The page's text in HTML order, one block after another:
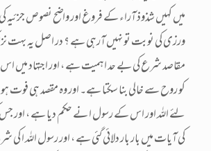
میں کہیں شذوذ آراء کے فروغ اور واضح نصوص جزئیہ
ورزی کی نوبت تو نہیں آرہی ہے ؟ در اصل یہ بہت
مقاصد شرع کی بے حد اہمیت ہے ، اور اجتہاد
کو روح سے خالی بنا سکتا ہے۔ اور وہ مقصد ہی
لئے اللہ اور اس کے رسول ا نے حکم دیا ہے ، اور
کی آیات میں بار بار دلائی گئی ہے ، اور رسول اللہ ا